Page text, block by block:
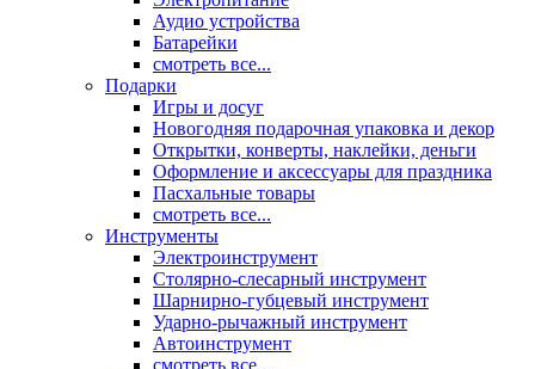
Аудио устройства
Батарейки
смотреть все...
Подарки
Игры и досуг
Новогодняя подарочная упаковка и декор
Открытки, конверты, наклейки, деньги
Оформление и аксессуары для праздника
Пасхальные товары
смотреть все...
Инструменты
Электроинструмент
Столярно-слесарный инструмент
Шарнирно-губцевый инструмент
Ударно-рычажный инструмент
Автоинструмент
смотреть все...